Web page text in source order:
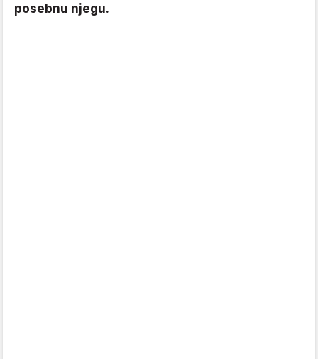
posebnu njegu.